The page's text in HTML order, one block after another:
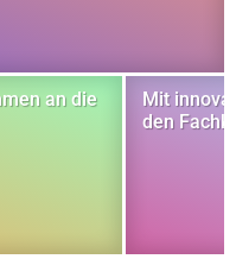
an die
Mit
den